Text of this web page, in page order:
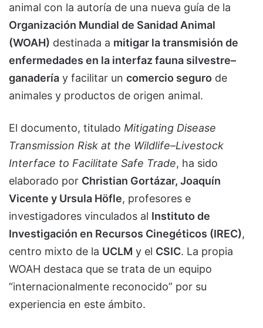
animal con la autoría de una nueva guía de la
Organización Mundial de Sanidad Animal
(WOAH) destinada a mitigar la transmisión de
enfermedades en la interfaz fauna silvestre–
ganadería y facilitar un comercio seguro de
animales y productos de origen animal.
El documento, titulado Mitigating Disease
Transmission Risk at the Wildlife–Livestock
Interface to Facilitate Safe Trade, ha sido
elaborado por Christian Gortázar, Joaquín
Vicente y Ursula Höfle, profesores e
investigadores vinculados al Instituto de
Investigación en Recursos Cinegéticos (IREC),
centro mixto de la UCLM y el CSIC. La propia
WOAH destaca que se trata de un equipo
“internacionalmente reconocido” por su
experiencia en este ámbito.